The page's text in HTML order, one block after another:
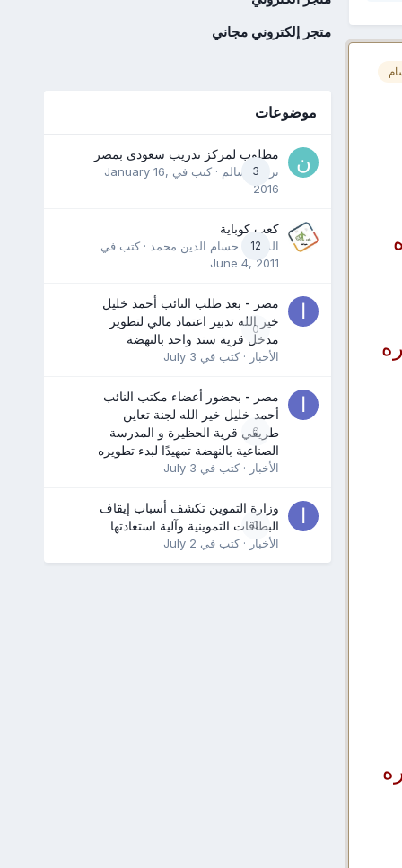
متجر إلكتروني مجاني
موضوعات
3
مطلوب لمركز تدريب سعودى بمصر
نرمين سالم · كتب في January 16,
2016
12
كعب كوباية
المدرب حسام الدين محمد · كتب في
June 4, 2011
0
مصر - بعد طلب النائب أحمد خليل
خير الله تدبير اعتماد مالي لتطوير
مدخل قرية سند واحد بالنهضة
الأخبار · كتب في July 3
0
مصر - بحضور أعضاء مكتب النائب
أحمد خليل خير الله لجنة تعاين
طريقي قرية الحظيرة و المدرسة
الصناعية بالنهضة تمهيدًا لبدء تطويره
الأخبار · كتب في July 3
0
وزارة التموين تكشف أسباب إيقاف
البطاقات التموينية وآلية استعادتها
الأخبار · كتب في July 2